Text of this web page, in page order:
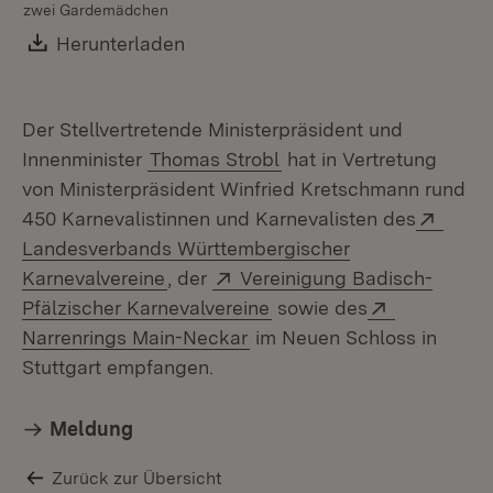
zwei Gardemädchen
Download:
Herunterladen
Der Stellvertretende Ministerpräsident und
Innenminister Thomas Strobl hat in Vertretung
von Ministerpräsident Winfried Kretschmann rund
450 Karnevalistinnen und Karnevalisten des
Landesverbands Württembergischer
Karnevalvereine (Öffnet in neuem Fenster)
, der Extern:
Vereinigung Badisch-
Pfälzischer Karnevalvereine (Öffnet in neuem
sowie des
Narrenrings Main-Neckar (Öffnet in neuem Fenster)
im Neuen Schloss in
Stuttgart empfangen.
Meldung
Zurück zur Übersicht